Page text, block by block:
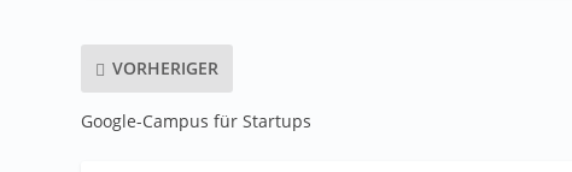
VORHERIGER
Google-Campus für Startups